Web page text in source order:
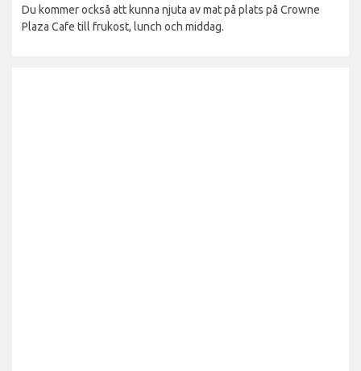
Du kommer också att kunna njuta av mat på plats på Crowne
Plaza Cafe till frukost, lunch och middag.